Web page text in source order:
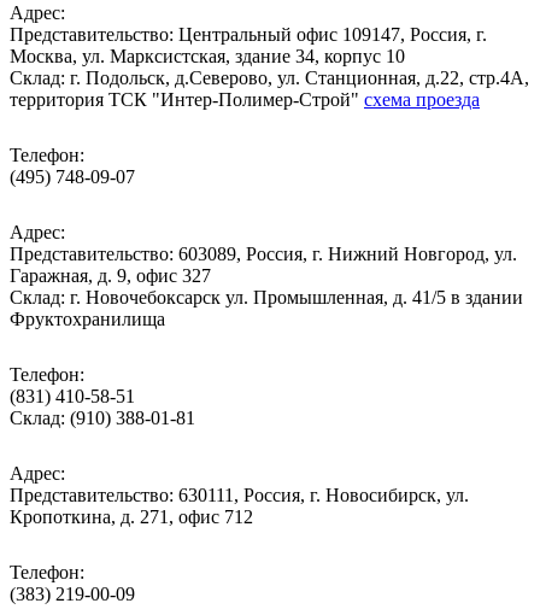
Адрес:
Представительство: Центральный офис 109147, Россия, г.
Москва, ул. Марксистская, здание 34, корпус 10
Cклад: г. Подольск, д.Северово, ул. Станционная, д.22, стр.4А,
территория ТСК "Интер-Полимер-Строй" схема проезда
Телефон:
(495) 748-09-07
Адрес:
Представительство: 603089, Россия, г. Нижний Новгород, ул.
Гаражная, д. 9, офис 327
Склад: г. Новочебоксарск ул. Промышленная, д. 41/5 в здании
Фруктохранилища
Телефон:
(831) 410-58-51
Склад: (910) 388-01-81
Адрес:
Представительство: 630111, Россия, г. Новосибирск, ул.
Кропоткина, д. 271, офис 712
Телефон:
(383) 219-00-09